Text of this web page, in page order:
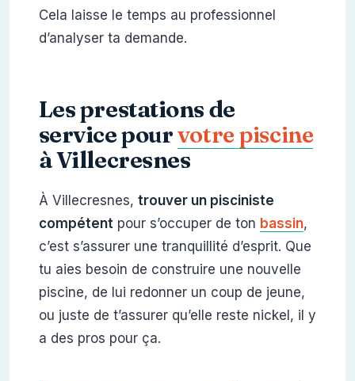
Cela laisse le temps au professionnel
d’analyser ta demande.
Les prestations de
service pourvotre piscine
à Villecresnes
À Villecresnes, trouver un pisciniste
compétent pour s’occuper de ton bassin,
c’est s’assurer une tranquillité d’esprit. Que
tu aies besoin de construire une nouvelle
piscine, de lui redonner un coup de jeune,
ou juste de t’assurer qu’elle reste nickel, il y
a des pros pour ça.